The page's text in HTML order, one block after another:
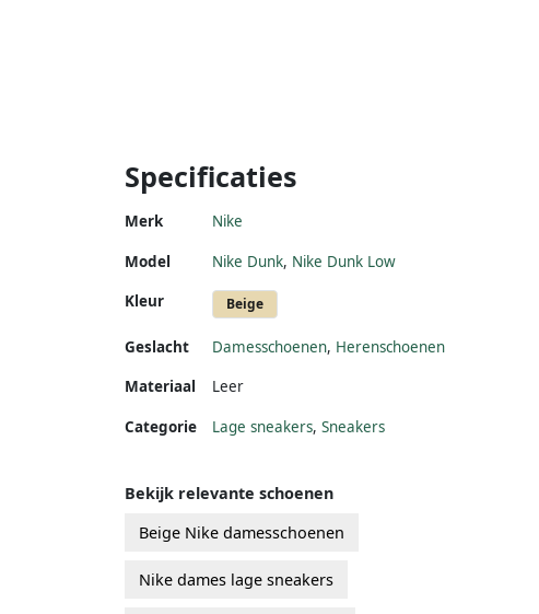
Specificaties
Merk Nike
Model Nike Dunk, Nike Dunk Low
Kleur
Beige
Geslacht Damesschoenen, Herenschoenen
Materiaal
Leer
Categorie Lage sneakers, Sneakers
Bekijk relevante schoenen
Beige Nike damesschoenen
Nike dames lage sneakers